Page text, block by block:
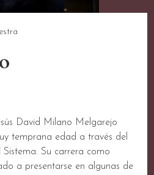
David Milano Melgarejo
temprana edad a través del
Su carrera como
a presentarse en algunas de